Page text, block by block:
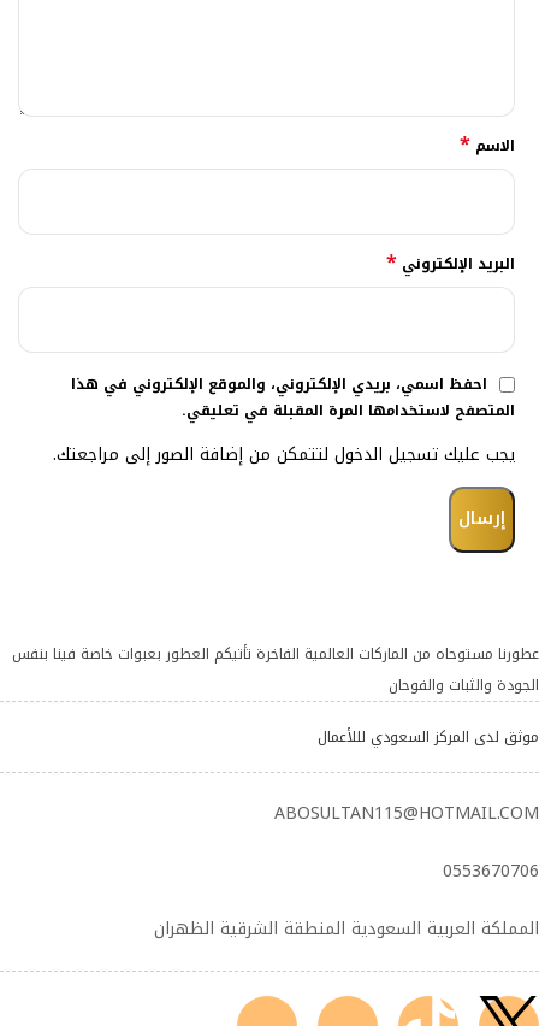
الاسم *
البريد الإلكتروني *
احفظ اسمي، بريدي الإلكتروني، والموقع الإلكتروني في هذا
المتصفح لاستخدامها المرة المقبلة في تعليقي.
يجب عليك تسجيل الدخول لتتمكن من إضافة الصور إلى مراجعتك.
عطورنا مستوحاه من الماركات العالمية الفاخرة تأتيكم العطور بعبوات خاصة فينا بنفس
الجودة والثبات والفوحان
موثق لدى المركز السعودي لللأعمال
ABOSULTAN115@HOTMAIL.COM
0553670706
المملكة العربية السعودية المنطقة الشرقية الظهران